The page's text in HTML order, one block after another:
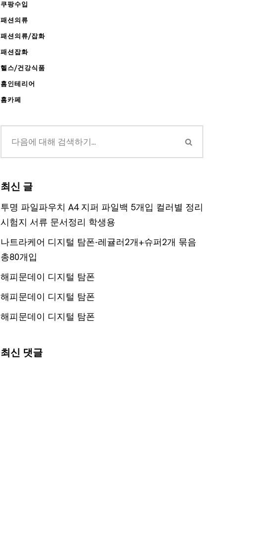
쿠팡수입
패션의류
패션의류/잡화
패션잡화
헬스/건강식품
홈인테리어
홈카페
최신 글
투명 파일파우치 A4 지퍼 파일백 5개입 컬러별 정리
시험지 서류 문서정리 학생용
나트라케어 디지털 탐폰-레귤러2개+슈퍼2개 묶음
총80개입
해피문데이 디지털 탐폰
해피문데이 디지털 탐폰
해피문데이 디지털 탐폰
최신 댓글